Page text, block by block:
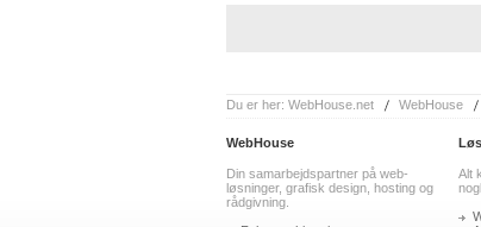
Du er her: WebHouse.net WebHouse
WebHouse
Din samarbejdspartner på web-
løsninger, grafisk design, hosting og
rådgivning.
Alt